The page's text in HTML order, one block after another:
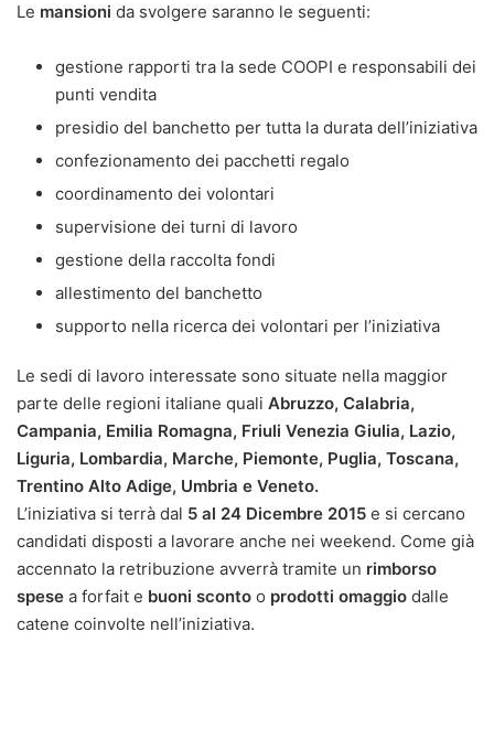
Le mansioni da svolgere saranno le seguenti:
gestione rapporti tra la sede COOPI e responsabili dei
punti vendita
presidio del banchetto per tutta la durata dell’iniziativa
confezionamento dei pacchetti regalo
coordinamento dei volontari
supervisione dei turni di lavoro
gestione della raccolta fondi
allestimento del banchetto
supporto nella ricerca dei volontari per l’iniziativa
Le sedi di lavoro interessate sono situate nella maggior
parte delle regioni italiane quali Abruzzo, Calabria,
Campania, Emilia Romagna, Friuli Venezia Giulia, Lazio,
Liguria, Lombardia, Marche, Piemonte, Puglia, Toscana,
Trentino Alto Adige, Umbria e Veneto.
L’iniziativa si terrà dal 5 al 24 Dicembre 2015 e si cercano
candidati disposti a lavorare anche nei weekend. Come già
accennato la retribuzione avverrà tramite un rimborso
spese a forfait e buoni sconto o prodotti omaggio dalle
catene coinvolte nell’iniziativa.